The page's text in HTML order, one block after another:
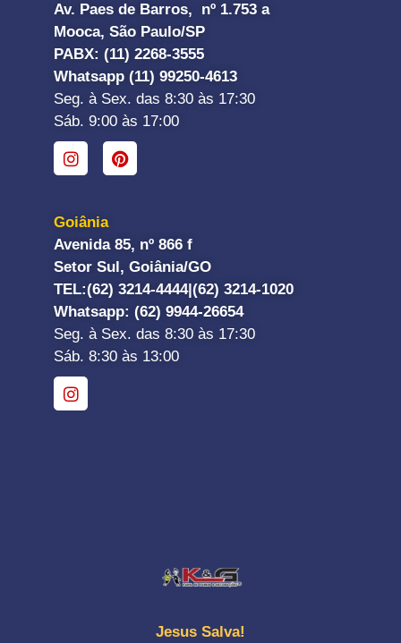
Av. Paes de Barros, nº 1.753 a
Mooca, São Paulo/SP
PABX: (11) 2268-3555
Whatsapp (11) 99250-4613
Seg. à Sex. das 8:30 às 17:30
Sáb. 9:00 às 17:00
Goiânia
Avenida 85, nº 866 f
Setor Sul, Goiânia/GO
TEL:(62) 3214-4444|(62) 3214-1020
Whatsapp: (62) 9944-26654
Seg. à Sex. das 8:30 às 17:30
Sáb. 8:30 às 13:00
Jesus Salva!